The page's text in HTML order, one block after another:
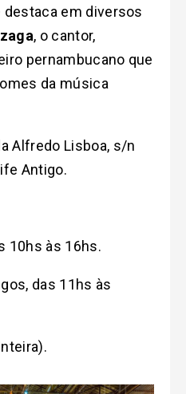
destaca em diversos
, o cantor,
pernambucano que
da música
Alfredo Lisboa, s/n
Antigo.
10hs às 16hs.
das 11hs às